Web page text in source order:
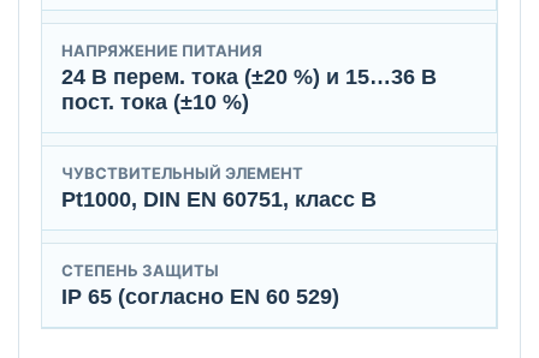
НАПРЯЖЕНИЕ ПИТАНИЯ
24 В перем. тока (±20 %) и 15…36 В
пост. тока (±10 %)
ЧУВСТВИТЕЛЬНЫЙ ЭЛЕМЕНТ
Pt1000, DIN EN 60751, класс B
СТЕПЕНЬ ЗАЩИТЫ
IP 65 (согласно EN 60 529)